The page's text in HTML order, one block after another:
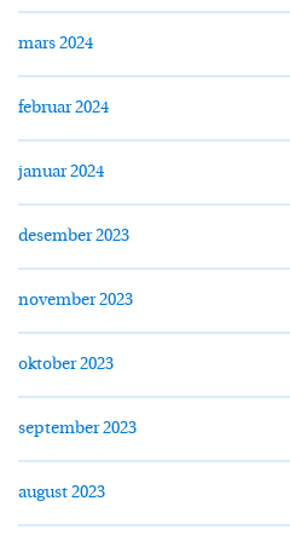
mars 2024
februar 2024
januar 2024
desember 2023
november 2023
oktober 2023
september 2023
august 2023